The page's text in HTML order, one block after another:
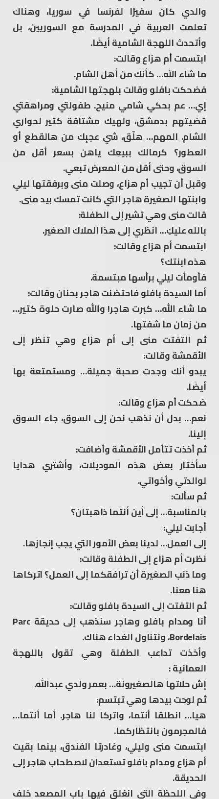
والدي كان سفيرًا لفرنسا في سوريا، وهناك
تعلمت العربية في المدرسة مع السوريين، بل
وأتحدث اللهجة الشامية أيضًا.
ابتسمت أم هزاع وقالت:
ما شاء الله… كأنك من أهل الشام.
فضحكت بافلو وقالت بلهجتها الشامية:
إي… عم بحكي شامي منيح. طفولتي ومراهقتي
قضيتهم بدمشق، ولهيك مشتاقة كتير لحواري
الشام. المهم… هلّق، شي عجبِك من هالقطع أو
العطور؟ كرمالك ببيعِك ياهن بسعر أقل من
السوق، وحتى أقل من المعرض تبعي.
وقبل أن تجيب أم هزاع، وصلت منى وبرفقتها ليلي
وابنتها الصغيرة هاجر التي كانت تمسك بيد منى.
قالت منى وهي تشير إلى الطفلة:
بالله عليكِ… انظري إلى هذا الملاك الصغير.
ابتسمت أم هزاع وقالت:
هذه ابنتك؟
فأومأت ليلي برأسها مبتسمة.
أما السيدة بافلو فاحتضنت هاجر بحنان وقالت:
ما شاء الله… كبرت هاجر! والله صارت حلوة كتير…
من زمان ما شفتها.
ثم التفتت منى إلى أم هزاع وهي تنظر إلى
الأقمشة وقالت:
يبدو أنك وجدتِ صحبة جميلة… ومستمتعة بها
أيضًا.
ضحكت أم هزاع وقالت:
نعم… بدل أن نذهب نحن إلى السوق، جاء السوق
إلينا.
ثم أخذت تتأمل الأقمشة وأضافت:
سأختار بعض هذه الموديلات، وأشتري هدايا
لوالدتي وأخواتي.
ثم سألت:
بالمناسبة… إلى أين أنتما ذاهبتان؟
أجابت ليلي:
إلى العمل… لدينا بعض الأمور التي يجب إنجازها.
نظرت أم هزاع إلى الطفلة وقالت:
وما ذنب الصغيرة أن ترافقكما إلى العمل؟ اتركاها
هنا معنا.
ثم التفتت إلى السيدة بافلو وقالت:
أنا ومدام بافلو وهاجر سنذهب إلى حديقة Parc
Bordelais، ونتناول الغداء هناك.
وأخذت تداعب الطفلة وهي تقول باللهجة
العمانية :
إش حلاتها هالصغيرونة… بعمر ولدي عبدالله.
ثم لوحت بيدها وهي تبتسم:
هيا… انطلقا أنتما، واتركا لنا هاجر. أما أنتما…
فالمجرمون بانتظاركما.
ابتسمت منى وليلي، وغادرتا الفندق، بينما بقيت
أم هزاع ومدام بافلو تستعدان لاصطحاب هاجر إلى
الحديقة.
وفي اللحظة التي انغلق فيها باب المصعد خلف